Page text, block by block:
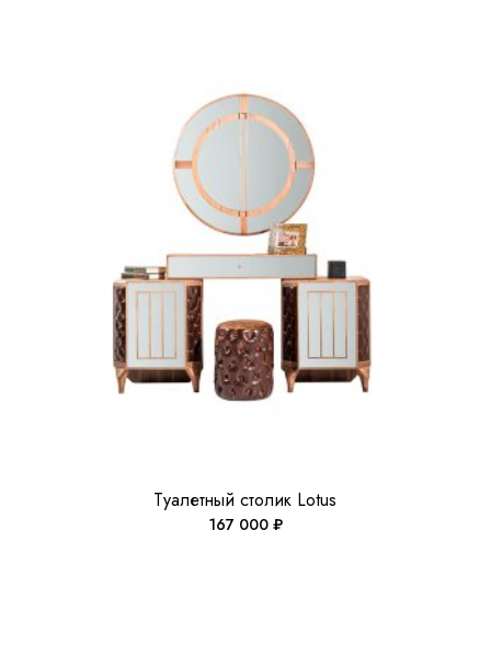
Туалетный столик Lotus
167 000 ₽